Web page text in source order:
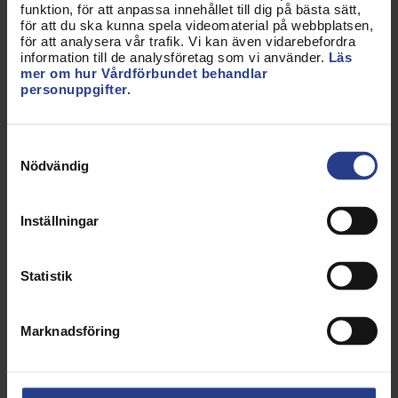
funktion, för att anpassa innehållet till dig på bästa sätt,
för att du ska kunna spela videomaterial på webbplatsen,
för att analysera vår trafik. Vi kan även vidarebefordra
information till de analysföretag som vi använder. Läs
mer om hur Vårdförbundet behandlar
personuppgifter.
Nödvändig
Inställningar
Statistik
Marknadsföring
Chef eller ledare
Annat
arbetsplats eller är du förtroendevald med